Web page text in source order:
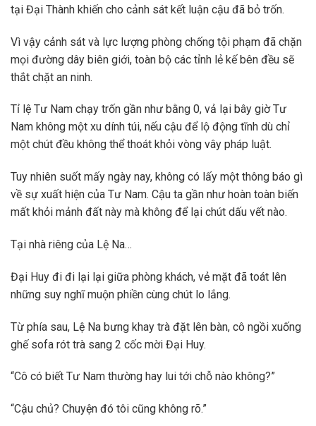
tại Đại Thành khiến cho cảnh sát kết luận cậu đã bỏ trốn.
Vì vậy cảnh sát và lực lượng phòng chống tội phạm đã chặn
mọi đường dây biên giới, toàn bộ các tỉnh lẻ kế bên đều sẽ
thắt chặt an ninh.
Tỉ lệ Tư Nam chạy trốn gần như bằng 0, vả lại bây giờ Tư
Nam không một xu dính túi, nếu cậu để lộ động tĩnh dù chỉ
một chút đều không thể thoát khỏi vòng vây pháp luật.
Tuy nhiên suốt mấy ngày nay, không có lấy một thông báo gì
về sự xuất hiện của Tư Nam. Cậu ta gần như hoàn toàn biến
mất khỏi mảnh đất này mà không để lại chút dấu vết nào.
Tại nhà riêng của Lệ Na…
Đại Huy đi đi lại lại giữa phòng khách, vẻ mặt đã toát lên
những suy nghĩ muộn phiền cùng chút lo lắng.
Từ phía sau, Lệ Na bưng khay trà đặt lên bàn, cô ngồi xuống
ghế sofa rót trà sang 2 cốc mời Đại Huy.
“Cô có biết Tư Nam thường hay lui tới chỗ nào không?”
“Cậu chủ? Chuyện đó tôi cũng không rõ.”